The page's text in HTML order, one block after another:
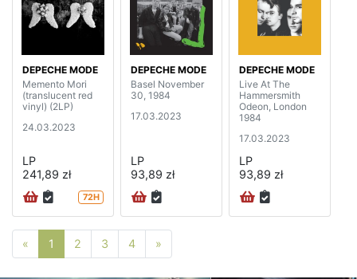
DEPECHE MODE
Memento Mori
(translucent red
vinyl) (2LP)
24.03.2023
LP
241,89 zł
72H
DEPECHE MODE
Basel November
30, 1984
17.03.2023
LP
93,89 zł
DEPECHE MODE
Live At The
Hammersmith
Odeon, London
1984
17.03.2023
LP
93,89 zł
« Poprzednia strona
1 2 3 4 »